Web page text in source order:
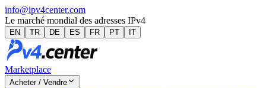
info@ipv4center.com
Le marché mondial des adresses IPv4
EN TR DE ES FR PT IT
Marketplace
Acheter / Vendre